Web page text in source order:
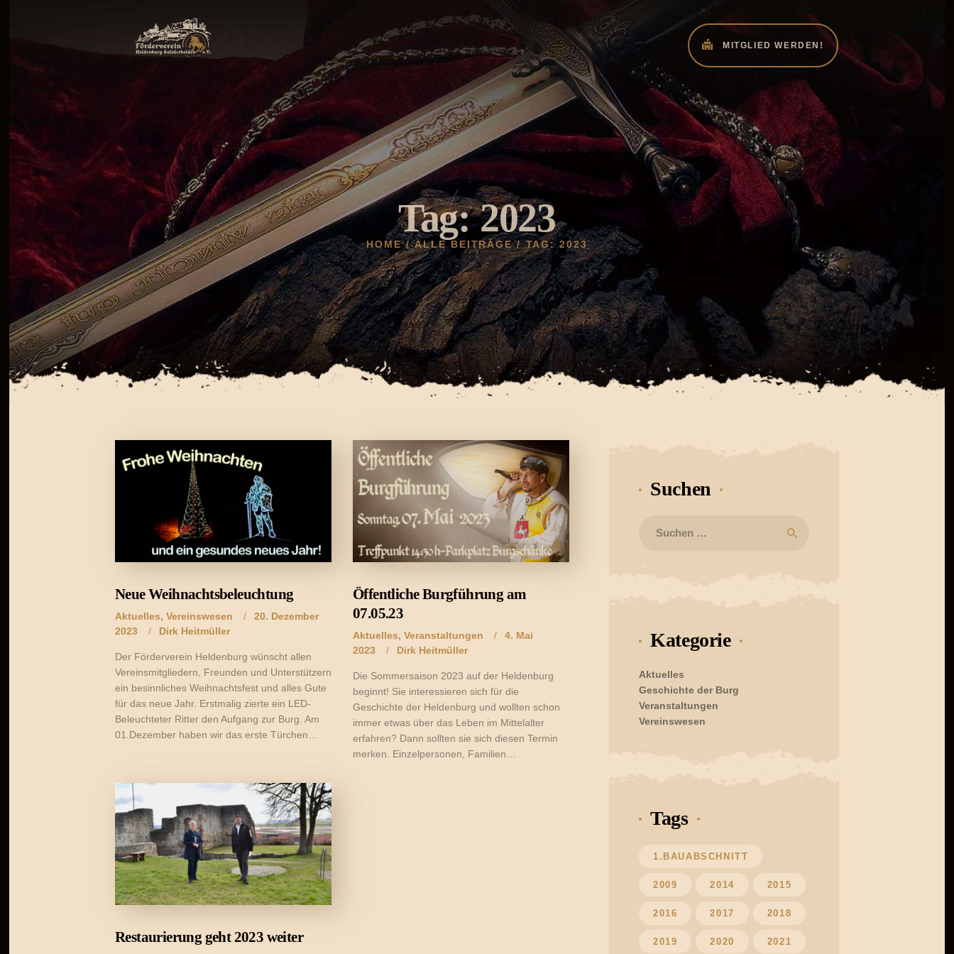
MITGLIED WERDEN!
Tag: 2023
HOME ALLE BEITRÄGE TAG: 2023
AKTUELLES
HELDENBURG
HISTORIE
VEREIN
GALERIE
Neue Weihnachtsbeleuchtung
Aktuelles, Vereinswesen
20. Dezember
2023
Dirk Heitmüller
Der Förderverein Heldenburg wünscht allen
Vereinsmitgliedern, Freunden und Unterstützern
ein besinnliches Weihnachtsfest und alles Gute
für das neue Jahr. Erstmalig zierte ein LED-
Beleuchteter Ritter den Aufgang zur Burg. Am
01.Dezember haben wir das erste Türchen…
Öffentliche Burgführung am
07.05.23
Aktuelles,Veranstaltungen
4. Mai
2023
Dirk Heitmüller
Die Sommersaison 2023 auf der Heldenburg
beginnt! Sie interessieren sich für die
Geschichte der Heldenburg und wollten schon
immer etwas über das Leben im Mittelalter
erfahren? Dann sollten sie sich diesen Termin
merken. Einzelpersonen, Familien…
Restaurierung geht 2023 weiter
Suchen
nach:
Kategorie
Aktuelles
Geschichte der Burg
Veranstaltungen
Vereinswesen
Tags
1.BAUABSCHNITT
2009 2014 2015
2016 2017 2018
2019 2020 2021